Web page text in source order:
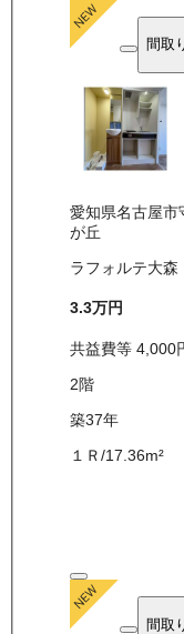
間取
愛知県名古屋市
が丘
ラフォルテ大森
3.3万円
共益費等 4,000
2階
築37年
１Ｒ/17.36m²
間取